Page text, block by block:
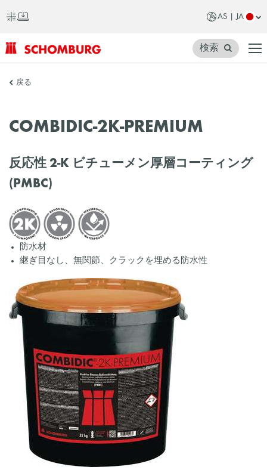
AS | JA
SCHOMBURG
ジ
検索
戻る
COMBIDIC-2K-PREMIUM
反応性 2-K ビチューメン厚層コーティング
(PMBC)
防水材
継ぎ目なし、無関節、クラックを埋める防水性